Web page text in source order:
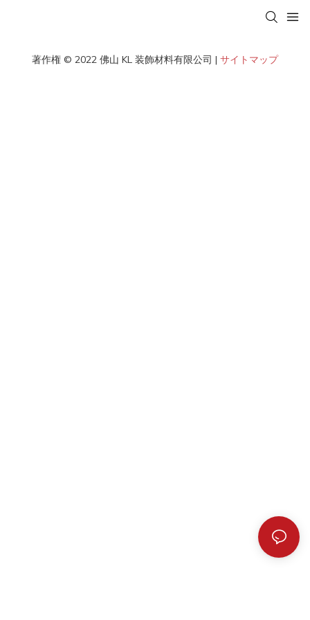
著作権 © 2022 佛山 KL 装飾材料有限公司 | サイトマップ